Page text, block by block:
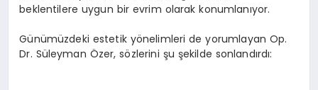
beklentilere uygun bir evrim olarak konumlanıyor.
Günümüzdeki estetik yönelimleri de yorumlayan Op.
Dr. Süleyman Özer, sözlerini şu şekilde sonlandırdı: